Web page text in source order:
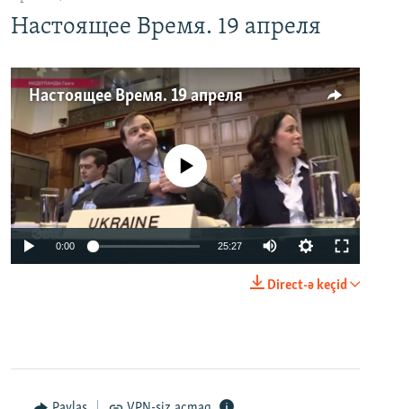
Настоящее Время. 19 апреля
Настоящее Время. 19 апреля
No media source currently available
0:00 25:27
Direct-ə keçid